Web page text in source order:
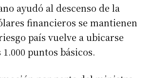
ayudó al descenso de la
financieros se mantienen
país vuelve a ubicarse
puntos básicos.